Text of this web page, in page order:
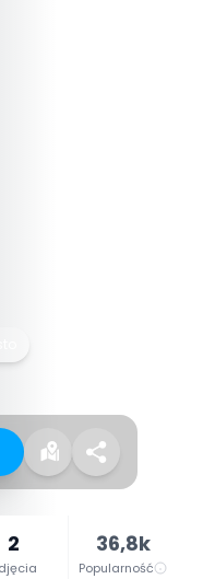
2 36,8k
Popularność